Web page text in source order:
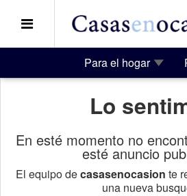
Para el hogar
Lo
En esté momento no
esté anuncio
El equipo decasasenocasion te
una nueva